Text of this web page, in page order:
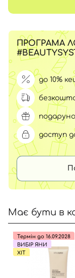
ПРОГРАМА
до 10%
доступ
Має бути в
Термін до 16.09.2028
ВИБІР ЯНИ
ХІТ